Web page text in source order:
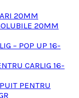
20MM
20MM
– POP UP 16-
CARLIG 16-
PENTRU